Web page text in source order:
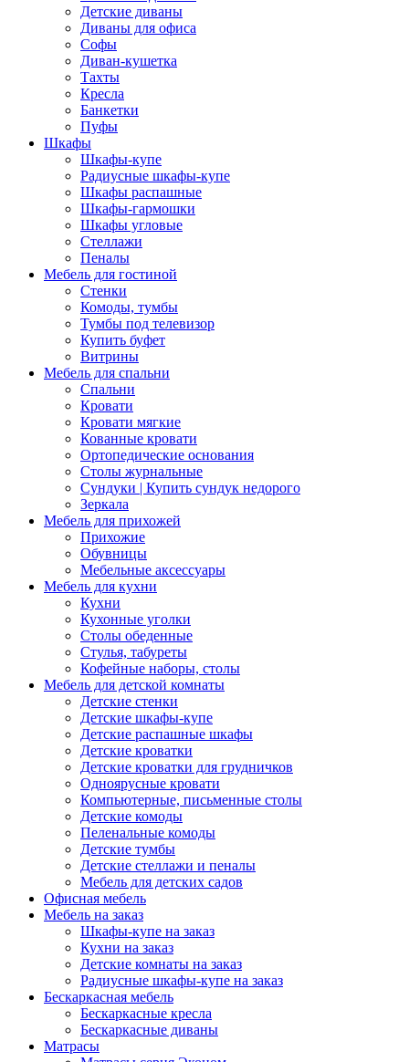
Детские диваны
Диваны для офиса
Софы
Диван-кушетка
Тахты
Кресла
Банкетки
Пуфы
Шкафы
Шкафы-купе
Радиусные шкафы-купе
Шкафы распашные
Шкафы-гармошки
Шкафы угловые
Стеллажи
Пеналы
Мебель для гостиной
Стенки
Комоды, тумбы
Тумбы под телевизор
Купить буфет
Витрины
Мебель для спальни
Спальни
Кровати
Кровати мягкие
Кованные кровати
Ортопедические основания
Столы журнальные
Сундуки | Купить сундук недорого
Зеркала
Мебель для прихожей
Прихожие
Обувницы
Мебельные аксессуары
Мебель для кухни
Кухни
Кухонные уголки
Столы обеденные
Стулья, табуреты
Кофейные наборы, столы
Мебель для детской комнаты
Детские стенки
Детские шкафы-купе
Детские распашные шкафы
Детские кроватки
Детские кроватки для грудничков
Одноярусные кровати
Компьютерные, письменные столы
Детские комоды
Пеленальные комоды
Детские тумбы
Детские стеллажи и пеналы
Мебель для детских садов
Офисная мебель
Мебель на заказ
Шкафы-купе на заказ
Кухни на заказ
Детские комнаты на заказ
Радиусные шкафы-купе на заказ
Бескаркасная мебель
Бескаркасные кресла
Бескаркасные диваны
Матрасы